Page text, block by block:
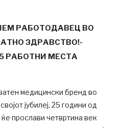
РАБОТОДАВЕЦ ВО
ЗДРАВСТВО!-
РАБОТНИ МЕСТА
медицински бренд во
јубилеj, 25 години од
прослави четвртина век